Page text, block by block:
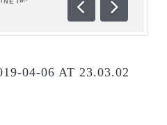
Anterioară
04-06 AT 23.03.02